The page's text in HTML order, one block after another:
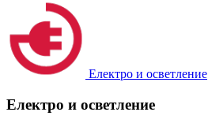
Електро и осветление
Електро и осветление